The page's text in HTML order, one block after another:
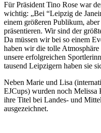
Für Präsident Tino Rose war
wichtig: „Bei “Leipzig de
einem größeren Publikum,
präsentieren. Wir sind der
Da müssen wir bei so einem
haben wir die tolle
unsere erfolgreichen
tausend Leipzigern haben sie
Neben Marie und Lisa
EJCups) wurden noch
ihre Titel bei Landes- und
ausgezeichnet.